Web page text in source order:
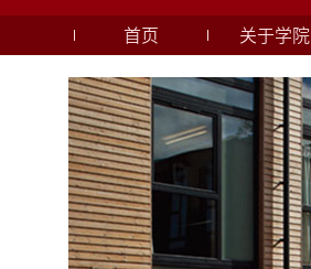
首页 关于学院